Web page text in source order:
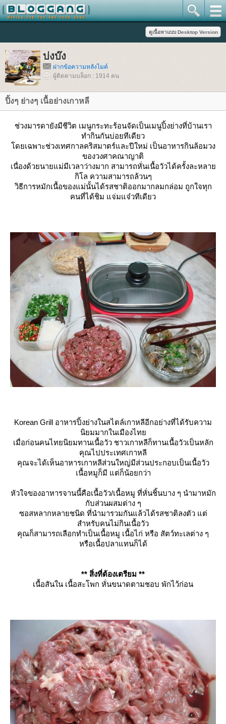
บ่งบ๊ง
ฝากข้อความหลังไมค์
ผู้ติดตามบล็อก : 1914 คน
ปิ้งๆ ย่างๆ เนื้อย่างเกาหลี
ช่วงมารดายังมีชีวิต เมนูกระทะร้อนจัดเป็นเมนูปิ้งย่างที่บ้านเรา
ทำกินกันบ่อยทีเดียว
ดยเฉพาะช่วงเทศกาลคริสมาตร์และปีใหม่ เป็นอาหารกินล้อมวง
ของวงศาคณาญาติ
เนื่องด้วยนายแม่มีเวลาว่างมาก สามารถหั่นเนื้อวัวได้ครั้งละหลา
กิโล ความสามารถล้วนๆ
วิธีการหมักเนื้อของแม่นั้นได้รสชาติออกมากลมกล่อม ถูกใจทุก
คนที่ได้ชิม แจ่มแจ๋วทีเดียว
Korean Grill อาหารปิ้งย่างในสไตล์เกาหลีอีกอย่างที่ได้รับความ
นิยมมากในเมืองไท
เมื่อก่อนคนไทยนิยมทานเนื้อวัว ชาวเกาหลีก็ทานเนื้อวัวเป็นหลัก
คุณไปประเทศเกาหลี
คุณจะได้เห็นอาหารเกาหลีส่วนใหญ่มีส่วนประกอบเป็นเนื้อวัว
เนื้อหมูก็มี แต่ก็น้อยกว่า
หัวใจของอาหารจานนี้คือเนื้อวัว/เนื้อหมู ที่หั่นชิ้นบาง ๆ นำมาหมัก
กับส่วนผสมต่าง ๆ
ซอสหลากหลายชนิด ที่นำมารวมกันแล้วได้รสชาติลงตัว แต่
สำหรับคนไม่กินเนื้อวัว
คุณก็สามารถเลือกทำเป็นเนื้อหมู เนื้อไก่ หรือ สัตว์ทะเลต่าง ๆ
หรือเนื้อปลาแทนก็ได้
** สิ่งที่ต้องเตรียม **
เนื้อสันใน เนื้อสะโพก หั่นขนาดตามชอบ พักไว้ก่อน